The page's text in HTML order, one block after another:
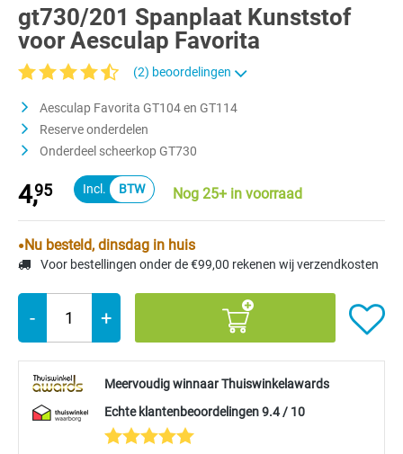
gt730/201 Spanplaat Kunststof
voor Aesculap Favorita
(2) beoordelingen
Aesculap Favorita GT104 en GT114
Reserve onderdelen
Onderdeel scheerkop GT730
4,95 Nog 25+ in voorraad
Nu besteld, dinsdag in huis
Voor bestellingen onder de €99,00 rekenen wij verzendkosten
- +
Meervoudig winnaar Thuiswinkelawards
Echte klantenbeoordelingen 9.4 / 10